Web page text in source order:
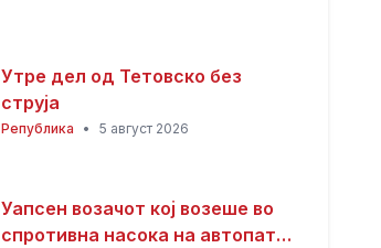
Утре дел од Тетовско без
струја
Република • 5 август 2026
Уапсен возачот кој возеше во
спротивна насока на автопатот